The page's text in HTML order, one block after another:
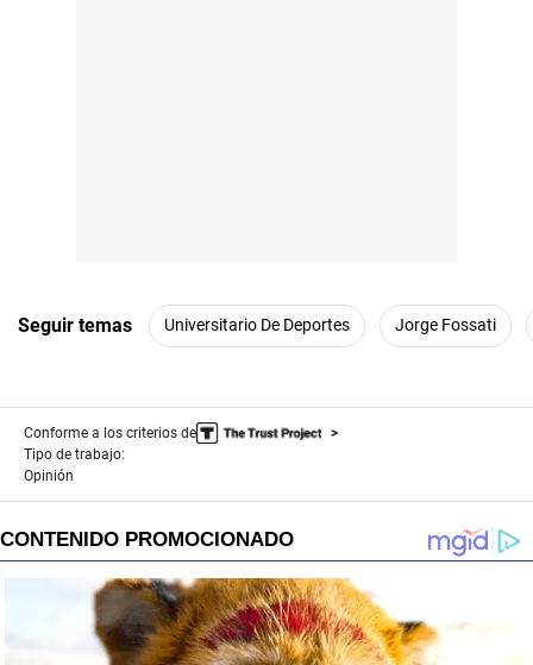
Seguir temas Universitario De Deportes Jorge Fossati
Conforme a los criterios de
Tipo de trabajo:
Opinión